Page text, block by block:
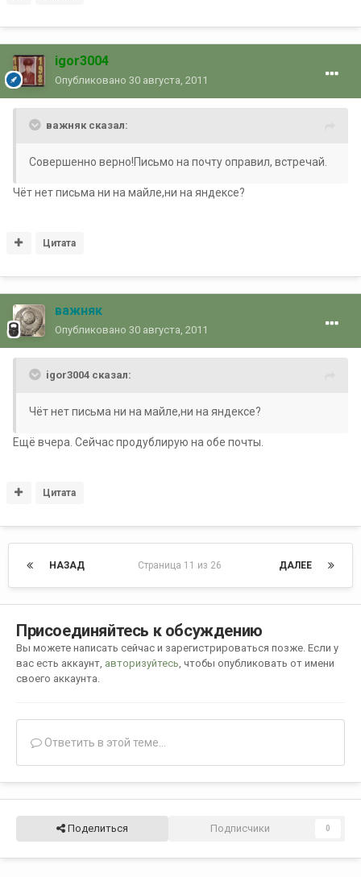
igor3004
Опубликовано 30 августа, 2011
важняк сказал:
Совершенно верно!Письмо на почту оправил, встречай.
Чёт нет письма ни на майле,ни на яндексе?
Цитата
важняк
Опубликовано 30 августа, 2011
igor3004 сказал:
Чёт нет письма ни на майле,ни на яндексе?
Ещё вчера. Сейчас продублирую на обе почты.
Цитата
НАЗАД ДАЛЕЕ
Страница 11 из 26
Присоединяйтесь к обсуждению
Вы можете написать сейчас и зарегистрироваться позже. Если у
вас есть аккаунт, авторизуйтесь , чтобы опубликовать от имени
своего аккаунта.
Ответить в этой теме...
Поделиться Подписчики 0